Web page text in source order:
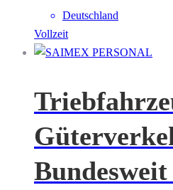
Deutschland
Vollzeit